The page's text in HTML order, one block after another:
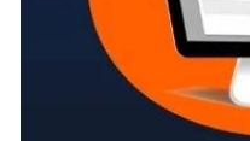
facturado la compra.